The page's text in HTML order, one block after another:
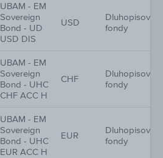
UBAM - EM
Sovereign
Bond - UD
USD DIS
USD
Dluhopisové
fondy
UBAM - EM
Sovereign
Bond - UHC
CHF ACC H
CHF
Dluhopisové
fondy
UBAM - EM
Sovereign
Bond - UHC
EUR ACC H
EUR
Dluhopisové
fondy